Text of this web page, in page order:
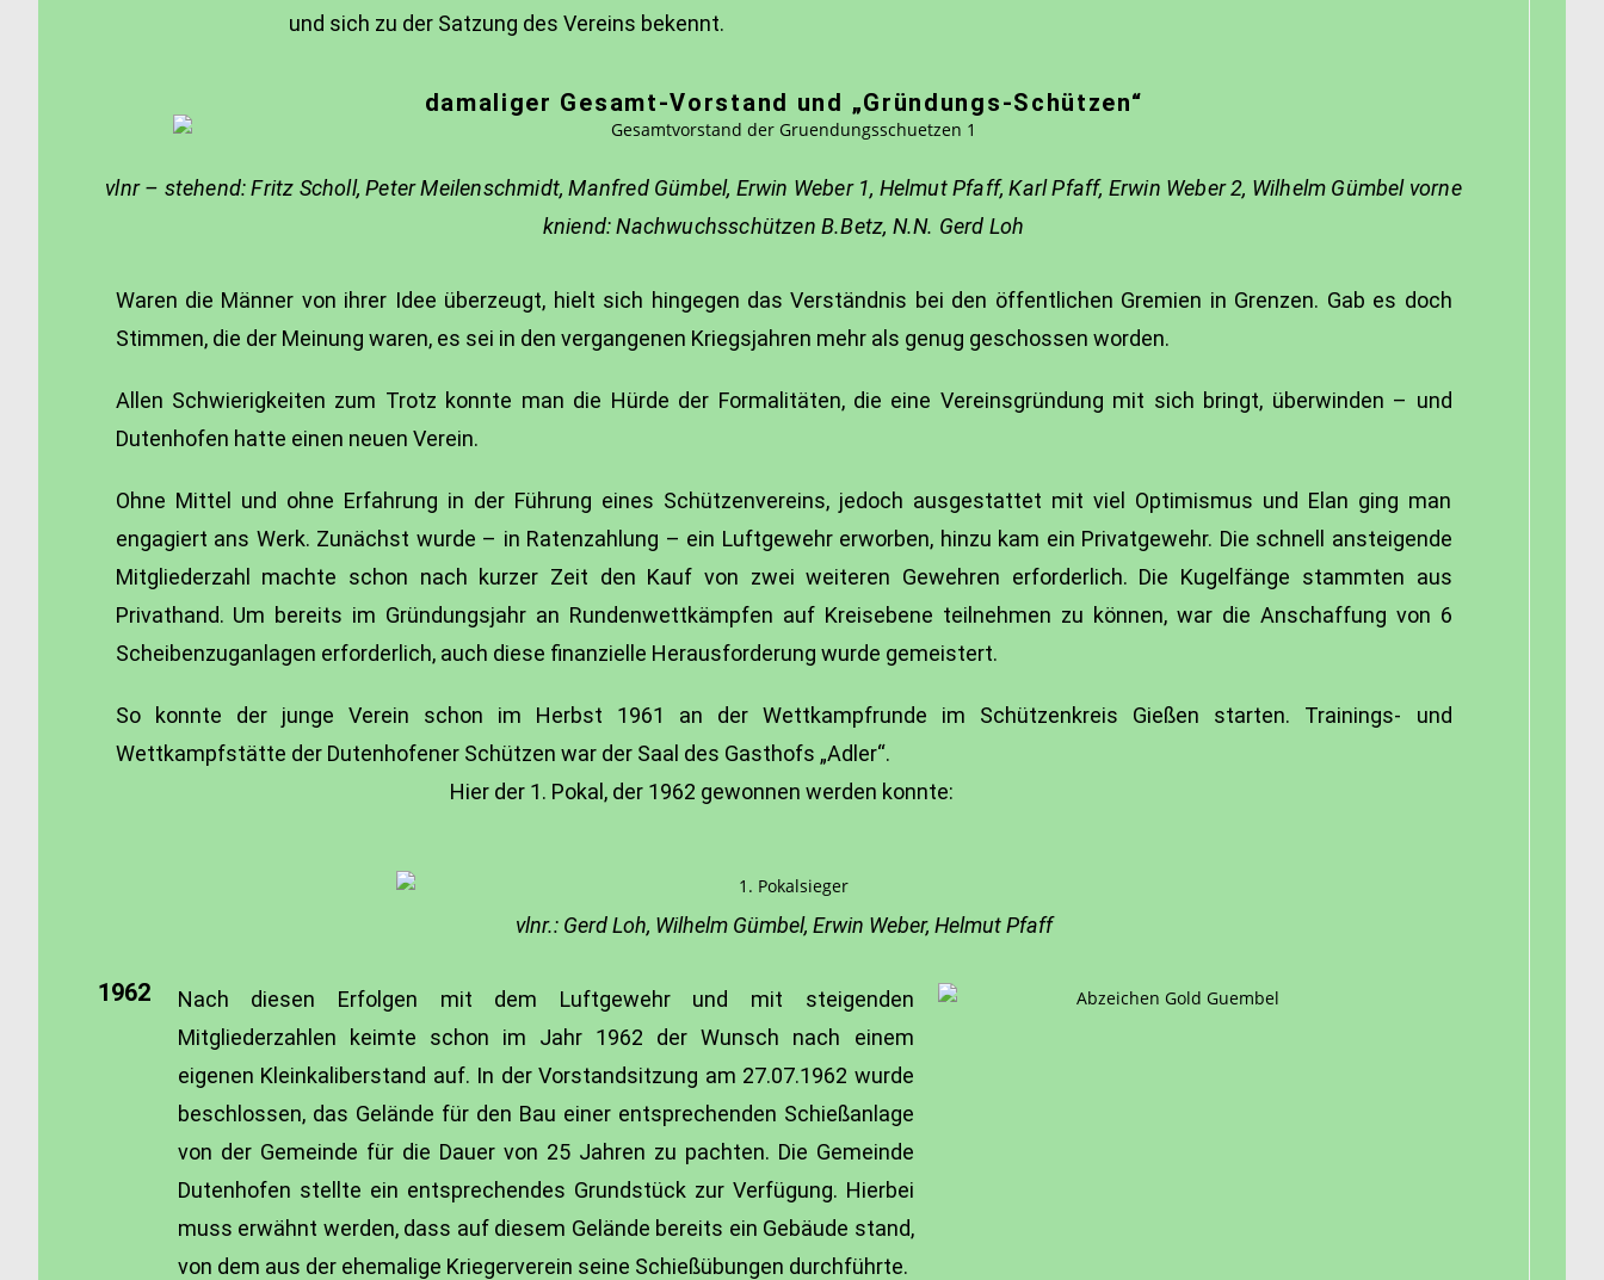
und sich zu der Satzung des Vereins bekennt.
damaliger Gesamt-Vorstand und „Gründungs-Schützen“
vlnr – stehend: Fritz Scholl, Peter Meilenschmidt, Manfred Gümbel, Erwin Weber 1, Helmut Pfaff, Karl Pfaff, Erwin Weber 2, Wilhelm Gümbel vorne
kniend: Nachwuchsschützen B.Betz, N.N. Gerd Loh
Waren die Männer von ihrer Idee überzeugt, hielt sich hingegen das Verständnis bei den öffentlichen Gremien in Grenzen. Gab es doch
Stimmen, die der Meinung waren, es sei in den vergangenen Kriegsjahren mehr als genug geschossen worden.
Allen Schwierigkeiten zum Trotz konnte man die Hürde der Formalitäten, die eine Vereinsgründung mit sich bringt, überwinden – und
Dutenhofen hatte einen neuen Verein.
Ohne Mittel und ohne Erfahrung in der Führung eines Schützenvereins, jedoch ausgestattet mit viel Optimismus und Elan ging man
engagiert ans Werk. Zunächst wurde – in Ratenzahlung – ein Luftgewehr erworben, hinzu kam ein Privatgewehr. Die schnell ansteigende
Mitgliederzahl machte schon nach kurzer Zeit den Kauf von zwei weiteren Gewehren erforderlich. Die Kugelfänge stammten aus
Privathand. Um bereits im Gründungsjahr an Rundenwettkämpfen auf Kreisebene teilnehmen zu können, war die Anschaffung von 6
Scheibenzuganlagen erforderlich, auch diese finanzielle Herausforderung wurde gemeistert.
So konnte der junge Verein schon im Herbst 1961 an der Wettkampfrunde im Schützenkreis Gießen starten. Trainings- und
Wettkampfstätte der Dutenhofener Schützen war der Saal des Gasthofs „Adler“.
Hier der 1. Pokal, der 1962 gewonnen werden konnte:
vlnr.: Gerd Loh, Wilhelm Gümbel, Erwin Weber, Helmut Pfaff
1962
Nach diesen Erfolgen mit dem Luftgewehr und mit steigenden
Mitgliederzahlen keimte schon im Jahr 1962 der Wunsch nach einem
eigenen Kleinkaliberstand auf. In der Vorstandsitzung am 27.07.1962 wurde
beschlossen, das Gelände für den Bau einer entsprechenden Schießanlage
von der Gemeinde für die Dauer von 25 Jahren zu pachten. Die Gemeinde
Dutenhofen stellte ein entsprechendes Grundstück zur Verfügung. Hierbei
muss erwähnt werden, dass auf diesem Gelände bereits ein Gebäude stand,
von dem aus der ehemalige Kriegerverein seine Schießübungen durchführte.